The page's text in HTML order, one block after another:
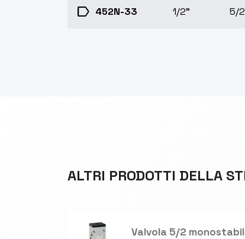
label 452N-33 1/2" 5/
ALTRI PRODOTTI DELLA
Valvola 5/2